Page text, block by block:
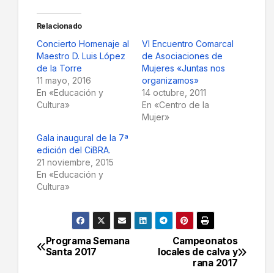
Relacionado
Concierto Homenaje al
Maestro D. Luis López
de la Torre
11 mayo, 2016
En «Educación y
Cultura»
VI Encuentro Comarcal
de Asociaciones de
Mujeres «Juntas nos
organizamos»
14 octubre, 2011
En «Centro de la
Mujer»
Gala inaugural de la 7ª
edición del CiBRA.
21 noviembre, 2015
En «Educación y
Cultura»
Navegación
Campeonatos
locales de calva y
rana 2017
Programa Semana
Santa 2017